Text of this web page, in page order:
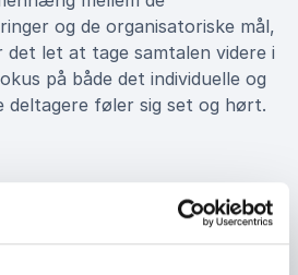
og de organisatoriske mål,
let at tage samtalen videre i
på både det individuelle og
føler sig set og hørt.
Petersen til jeres